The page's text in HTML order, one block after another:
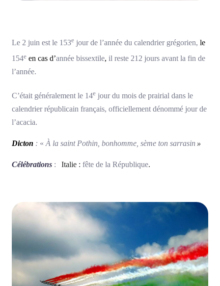
Le 2 juin est le 153e jour de l’année du calendrier grégorien, le
154e en cas d’année bissextile, il reste 212 jours avant la fin de
l’année.
C’était généralement le 14e jour du mois de prairial dans le
calendrier républicain français, officiellement dénommé jour de
l’acacia.
Dicton : « À la saint Pothin, bonhomme, sème ton sarrasin »
Célébrations : Italie : fête de la République.